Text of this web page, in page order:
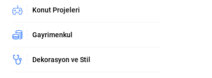
Konut Projeleri
Gayrimenkul
Dekorasyon ve Stil